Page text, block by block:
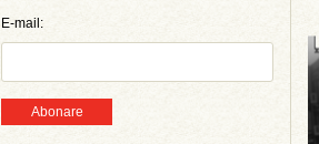
E-mail:
Abonare